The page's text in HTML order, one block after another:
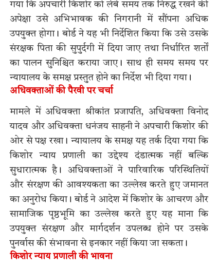
गया कि अपचारी किशोर को लंबे समय तक निरुद्ध रखने की
अपेक्षा उसे अभिभावक की निगरानी में सौंपना अधिक
उपयुक्त होगा। बोर्ड ने यह भी निर्देशित किया कि उसे उसके
संरक्षक पिता की सुपुर्दगी में दिया जाए तथा निर्धारित शर्तों
का पालन सुनिश्चित कराया जाए। साथ ही समय समय पर
न्यायालय के समक्ष प्रस्तुत होने का निर्देश भी दिया गया।
अधिवक्ताओं की पैरवी पर चर्चा
मामले में अधिवक्ता श्रीकांत प्रजापति, अधिवक्ता विनोद
यादव और अधिवक्ता धनंजय साहनी ने अपचारी किशोर की
ओर से पक्ष रखा। न्यायालय के समक्ष यह तर्क दिया गया कि
किशोर न्याय प्रणाली का उद्देश्य दंडात्मक नहीं बल्कि
सुधारात्मक है। अधिवक्ताओं ने पारिवारिक परिस्थितियों
और संरक्षण की आवश्यकता का उल्लेख करते हुए जमानत
का अनुरोध किया। बोर्ड ने आदेश में किशोर के आचरण और
सामाजिक पृष्ठभूमि का उल्लेख करते हुए यह माना कि
उपयुक्त संरक्षण और मार्गदर्शन उपलब्ध होने पर उसके
पुनर्वास की संभावना से इनकार नहीं किया जा सकता।
किशोर न्याय प्रणाली की भावना